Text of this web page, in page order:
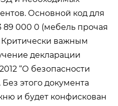
Основной код для
000 0 (мебель прочая
Критически важным
декларации
“О безопасности
этого документа
и будет конфискован